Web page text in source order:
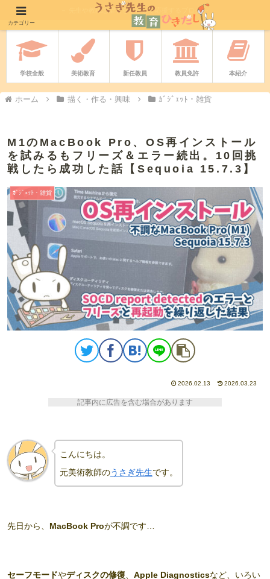
－ 先生や教職志望者をやさしく応援するブログ －
学校全般 美術教育 新任教員 教員免許 本紹介
ホーム 描く・作る・興味 ｶﾞｼﾞｪｯﾄ・雑貨
M1のMacBook Pro、OS再インストール
を試みるもフリーズ＆エラー続出。10回挑
戦したら成功した話【Sequoia 15.7.3】
ｶﾞｼﾞｪｯﾄ・雑貨
2026.02.13 2026.03.23
記事内に広告を含む場合があります
こんにちは。
元美術教師のうさぎ先生です。
先日から、 MacBook Proが不調です…
セーフモードやディスクの修復 Apple Diagnosticsなど、いろい
カテゴリー